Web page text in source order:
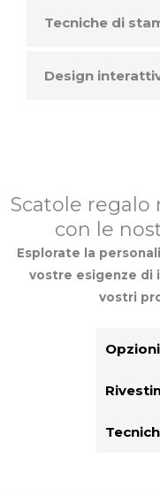
Tecniche di
Design
Scatole regalo
con le
Esplorate la
vostre esigenze di
vostri